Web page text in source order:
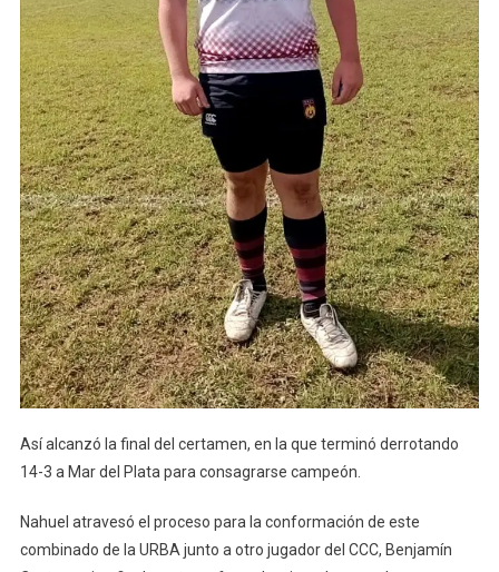
Así alcanzó la final del certamen, en la que terminó derrotando
14-3 a Mar del Plata para consagrarse campeón.
Nahuel atravesó el proceso para la conformación de este
combinado de la URBA junto a otro jugador del CCC, Benjamín